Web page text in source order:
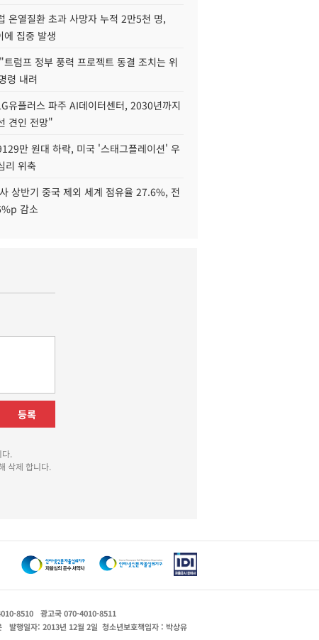
온열질환 초과 사망자 누적 2만5천 명,
에 집중 발생
럼프 정부 풍력 프로젝트 동결 조치는 위
령 내려
유플러스 파주 AI데이터센터, 2030년까지
견인 전망"
만 원대 하락, 미국 '스태그플레이션' 우
리 위축
상반기 중국 제외 세계 점유율 27.6%, 전
감소
등록
.
삭제 합니다.
8510
광고국 070-4010-8511
발행일자: 2013년 12월 2일 청소년보호책임자 : 박상유